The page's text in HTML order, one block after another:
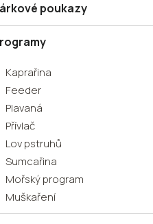
poukazy
Kaprařina
Feeder
Plavaná
Přívlač
Lov pstruhů
Sumcařina
Mořský program
Muškaření